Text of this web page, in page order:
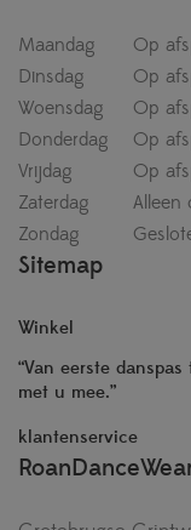
Maandag
Op
Dinsdag
Op
Woensdag
Op
Donderdag
Op
Vrijdag
Op
Zaterdag
Zondag
Sitemap
Winkel
“Van eerste
met u mee.”
klantenservice